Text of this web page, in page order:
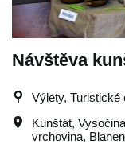
Návštěva
Výlety, Turistické
Kunštát, Vysočina
vrchovina,